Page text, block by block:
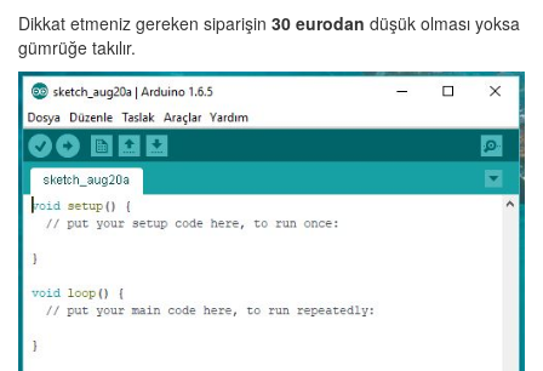
Dikkat etmeniz gereken siparişin 30 eurodan düşük olması yoksa
gümrüğe takılır.